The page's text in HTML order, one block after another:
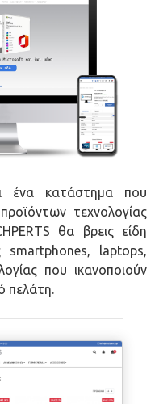
ένα κατάστημα που
τεχνολογίας
θα βρεις είδη
smartphones, laptops,
που ικανοποιούν
πελάτη.